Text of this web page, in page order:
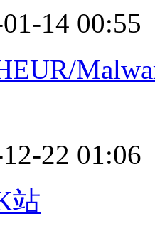
14 00:55
22 01:06
站